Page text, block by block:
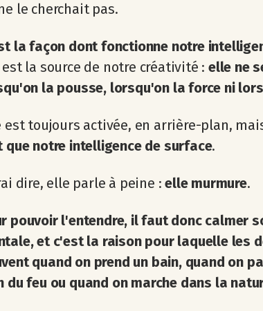
le cherchait pas.
la façon dont fonctionne notre
la source de notre créativité : elle ne
la pousse, lorsqu'on la force ni
est toujours activée, en arrière-plan,
que notre intelligence de surface.
dire, elle parle à peine :elle murmure.
pouvoir l'entendre, il faut donc calmer
et c'est la raison pour laquelle les
quand on prend un bain, quand on
du feu ou quand on marche dans la